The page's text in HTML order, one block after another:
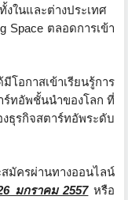
งในและต่างประเทศ
Space ตลอดการเข้า
อกาสเข้าเรียนรู้การ
ร์ทอัพชั้นนำของโลก ที่
ธุรกิจสตาร์ทอัพระดับ
มัครผ่านทางออนไลน์
มกราคม 2557หรือ